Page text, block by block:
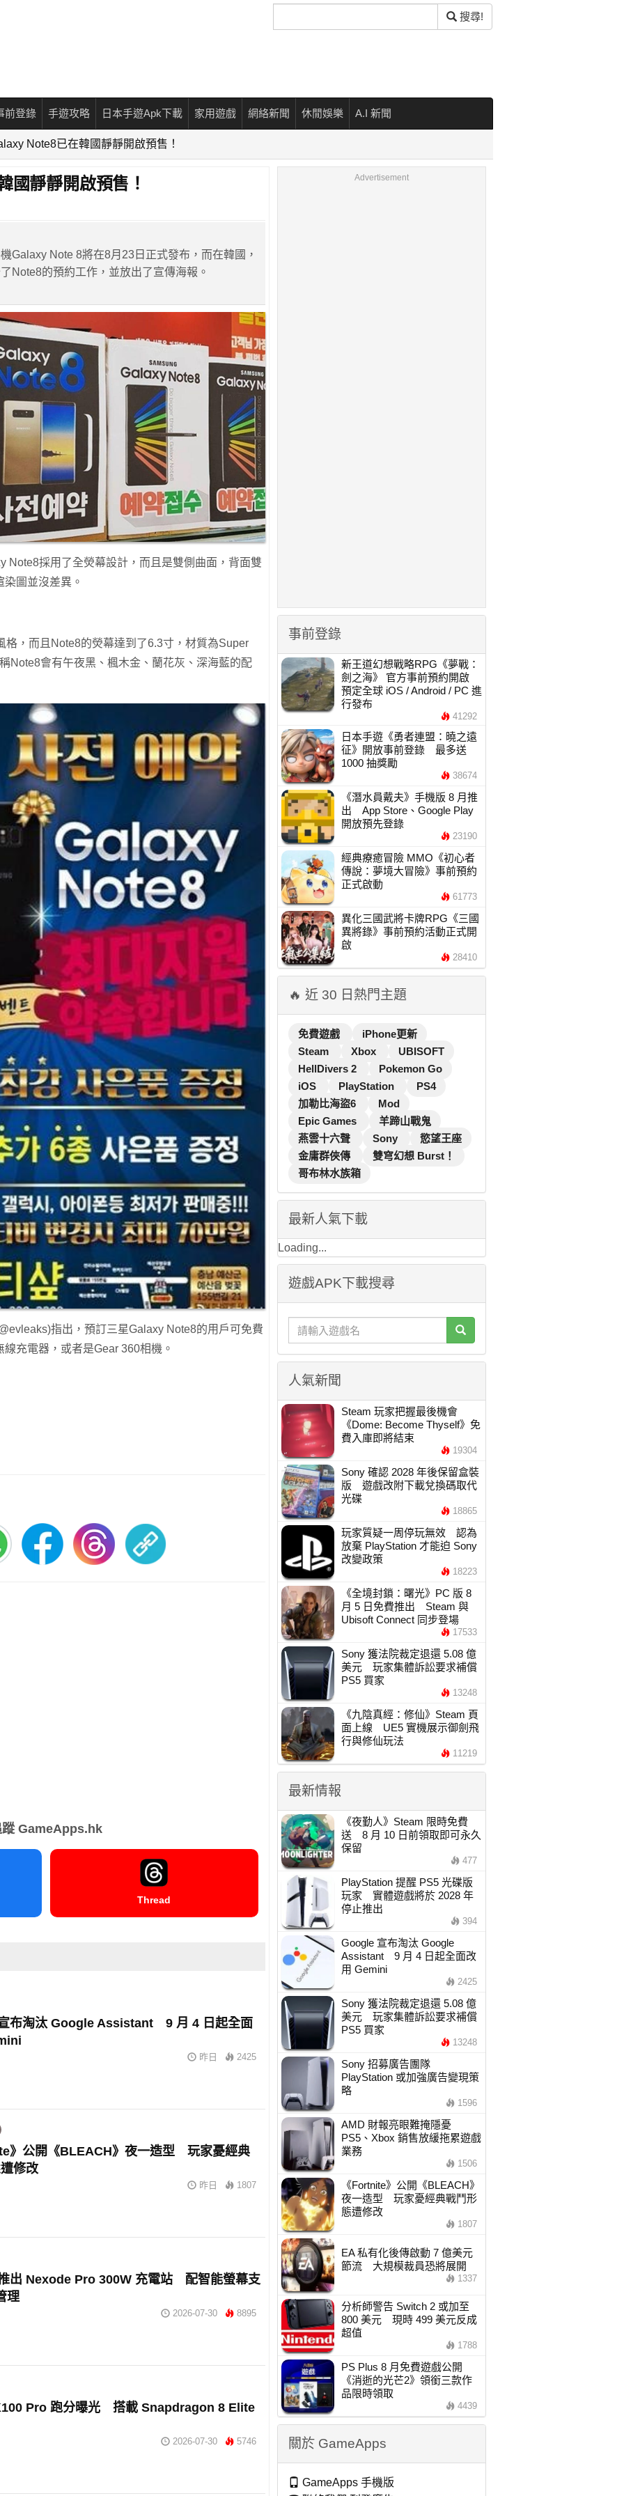
尋
搜尋!
前登錄 手遊攻略 日本手遊Apk下載 家用遊戲 網絡新聞 休閒娛樂 A.I 新聞
Note8已在韓國靜靜開啟預售！
國靜靜開啟預售！
Galaxy Note 8將在8月23日正式發布，而在韓國，
Note8的預約工作，並放出了宣傳海報。
Note8採用了全熒幕設計，而且是雙側曲面，背面雙
圖並沒差異。
格，而且Note8的熒幕達到了6.3寸，材質為Super
Note8會有午夜黑、楓木金、蘭花灰、深海藍的配
指出，預訂三星Galaxy Note8的用戶可免費
充電器，或者是Gear 360相機。
蹤 GameApps.hk
Thread
布淘汰 Google Assistant 9 月 4 日起全面
昨日 2425
》公開《BLEACH》夜一造型 玩家憂經典
修改
昨日 1807
出 Nexode Pro 300W 充電站 配智能螢幕支
理
2026-07-30 8895
Pro 跑分曝光 搭載 Snapdragon 8 Elite
2026-07-30 5746
Advertisement
事前登錄
新王道幻想戰略RPG《夢戰：
劍之海》 官方事前預約開啟
預定全球 iOS / Android / PC 進
行發布
41292
日本手遊《勇者連盟：曉之遠
征》開放事前登錄 最多送
1000 抽獎勵
38674
《潛水員戴夫》手機版 8 月推
出 App Store、Google Play
開放預先登錄
23190
經典療癒冒險 MMO《初心者
傳說：夢境大冒險》事前預約
正式啟動
61773
異化三國武將卡牌RPG《三國
異將錄》事前預約活動正式開
啟
28410
🔥 近 30 日熱門主題
免費遊戲
iPhone更新
Steam
Xbox
UBISOFT
HellDivers 2
Pokemon Go
iOS
PlayStation
PS4
加勒比海盜6
Mod
Epic Games
羊蹄山戰鬼
燕雲十六聲
Sony
慾望王座
金庸群俠傳
雙穹幻想 Burst！
哥布林水族箱
最新人氣下載
Loading...
遊戲APK下載搜尋
人氣新聞
Steam 玩家把握最後機會
《Dome: Become Thyself》免
費入庫即將結束
19304
Sony 確認 2028 年後保留盒裝
版 遊戲改附下載兌換碼取代
光碟
18865
玩家質疑一周停玩無效 認為
放棄 PlayStation 才能迫 Sony
改變政策
18223
《全境封鎖：曙光》PC 版 8
月 5 日免費推出 Steam 與
Ubisoft Connect 同步登場
17533
Sony 獲法院裁定退還 5.08 億
美元 玩家集體訴訟要求補償
PS5 買家
13248
《九陰真經：修仙》Steam 頁
面上線 UE5 實機展示御劍飛
行與修仙玩法
11219
最新情報
《夜勤人》Steam 限時免費
送 8 月 10 日前領取即可永久
保留
477
PlayStation 提醒 PS5 光碟版
玩家 實體遊戲將於 2028 年
停止推出
394
Google 宣布淘汰 Google
Assistant 9 月 4 日起全面改
用 Gemini
2425
Sony 獲法院裁定退還 5.08 億
美元 玩家集體訴訟要求補償
PS5 買家
13248
Sony 招募廣告團隊
PlayStation 或加強廣告變現策
略
1596
AMD 財報亮眼難掩隱憂
PS5、Xbox 銷售放緩拖累遊戲
業務
1506
《Fortnite》公開《BLEACH》
夜一造型 玩家憂經典戰鬥形
態遭修改
1807
EA 私有化後傳啟動 7 億美元
節流 大規模裁員恐將展開
1337
分析師警告 Switch 2 或加至
800 美元 現時 499 美元反成
超值
1788
PS Plus 8 月免費遊戲公開
《消逝的光芒2》領銜三款作
品限時領取
4439
關於 GameApps
GameApps 手機版